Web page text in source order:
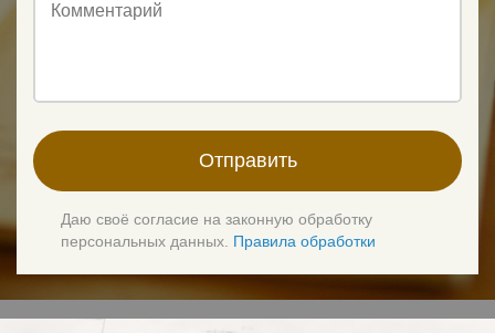
Комментарий
Отправить
Даю своё согласие на законную обработку
персональных данных. Правила обработки